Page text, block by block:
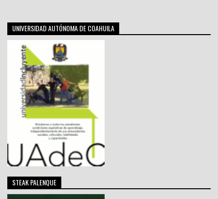
UNIVERSIDAD AUTÓNOMA DE COAHUILA
STEAK PALENQUE